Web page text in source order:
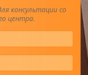
консультации со
центра.
имя